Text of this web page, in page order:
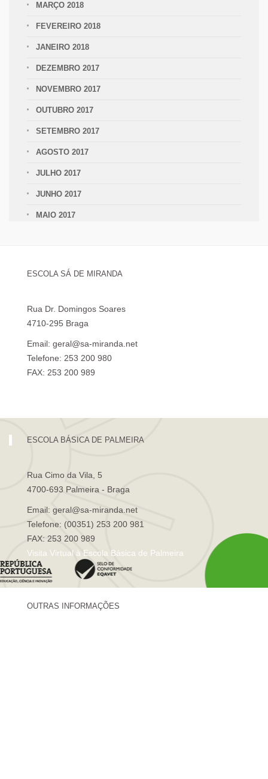
MARÇO 2018
FEVEREIRO 2018
JANEIRO 2018
DEZEMBRO 2017
NOVEMBRO 2017
OUTUBRO 2017
SETEMBRO 2017
AGOSTO 2017
JULHO 2017
JUNHO 2017
MAIO 2017
ESCOLA SÁ DE MIRANDA
Rua Dr. Domingos Soares
4710-295 Braga
Email: geral@sa-miranda.net
Telefone: 253 200 980
FAX: 253 200 989
ESCOLA BÁSICA DE PALMEIRA
Rua Cimo da Vila, 5
4700-693 Palmeira - Braga
Email: geral@sa-miranda.net
Telefone: (00351) 253 200 981
FAX: 253 200 989
Visita Virtual à Escola Básica de Palmeira
OUTRAS INFORMAÇÕES